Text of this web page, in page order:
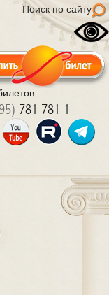
Поиск по сайту
781 781 1